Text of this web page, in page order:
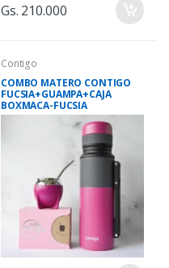
Gs. 210.000
Contigo
COMBO MATERO CONTIGO
FUCSIA+GUAMPA+CAJA
BOXMACA-FUCSIA